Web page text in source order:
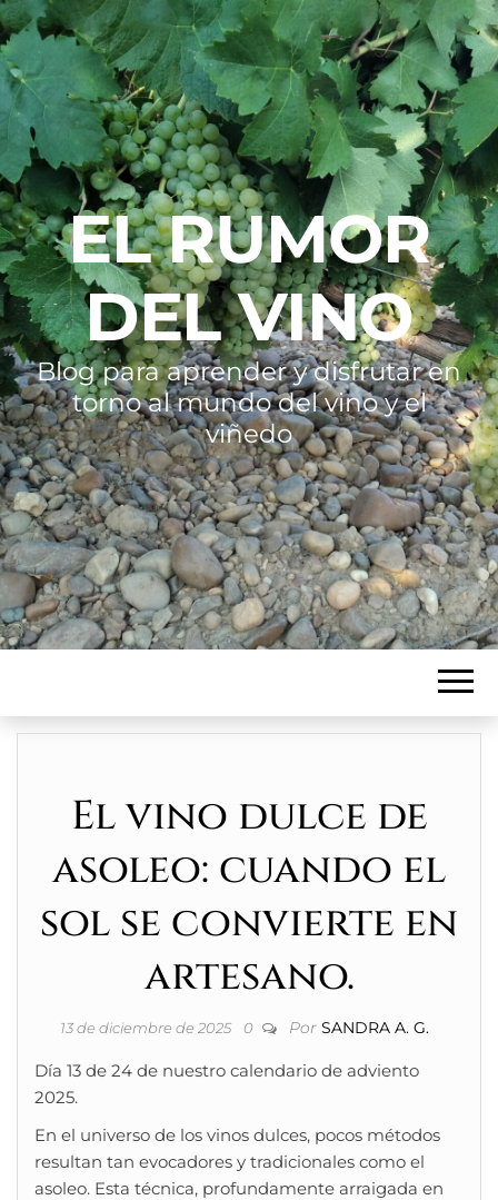
EL RUMOR
DEL VINO
Blog para aprender y disfrutar en
torno al mundo del vino y el
viñedo
El vino dulce de
asoleo: cuando el
sol se convierte en
artesano.
13 de diciembre de 2025 0 Por SANDRA A. G.
Día 13 de 24 de nuestro calendario de adviento
2025.
En el universo de los vinos dulces, pocos métodos
resultan tan evocadores y tradicionales como el
asoleo. Esta técnica, profundamente arraigada en